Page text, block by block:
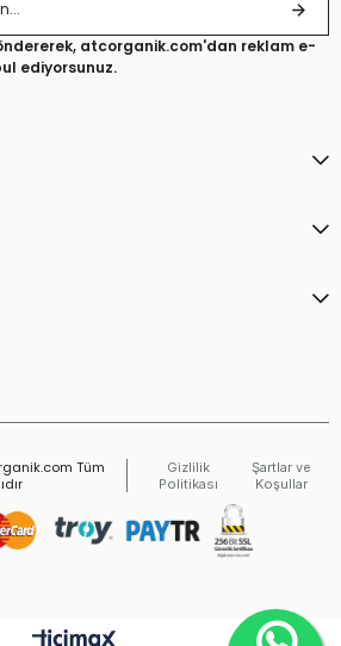
atcorganik.com'dan reklam e-
ediyorsunuz.
Tüm
Gizlilik
Politikası
Şartlar ve
Koşullar